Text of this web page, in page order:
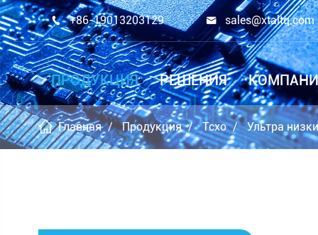
 +86-19013203129  sales@xtaltq.com
ПРОДУКЦИЯ РЕШЕНИЯ
Главная Продукция Tcxo Ультра